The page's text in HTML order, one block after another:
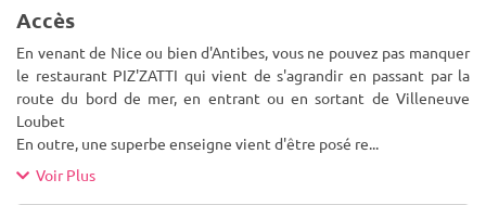
Accès
En venant de Nice ou bien d'Antibes, vous ne pouvez pas manquer
le restaurant PIZ'ZATTI qui vient de s'agrandir en passant par la
route du bord de mer, en entrant ou en sortant de Villeneuve
Loubet
En outre, une superbe enseigne vient d'être posé re...
Voir Plus